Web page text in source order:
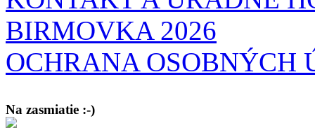
BIRMOVKA 2026
OCHRANA OSOBNÝCH
Na zasmiatie :-)